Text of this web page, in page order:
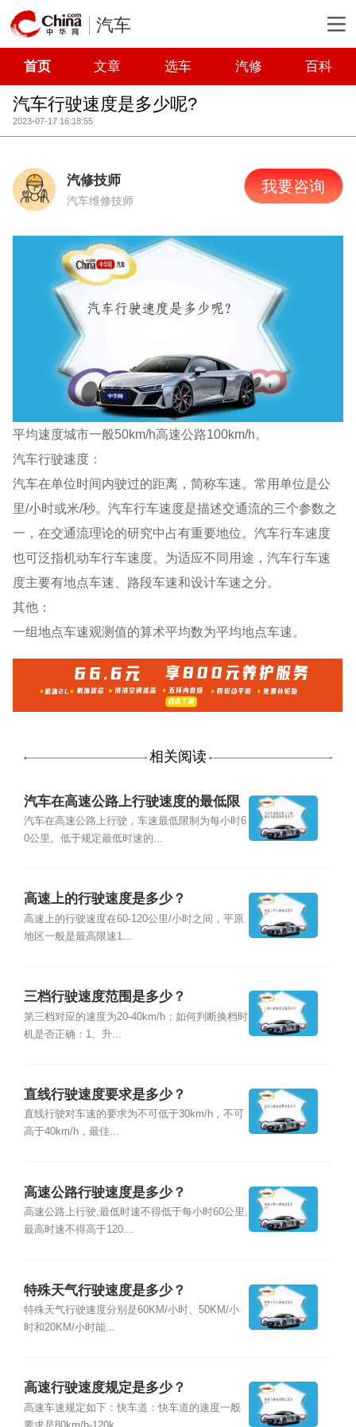
汽车
首页 文章 选车 汽修 百科
汽车行驶速度是多少呢?
2023-07-17 16:18:55
汽修技师
汽车维修技师
我要咨询
平均速度城市一般50km/h高速公路100km/h。
汽车行驶速度：
汽车在单位时间内驶过的距离，简称车速。常用单位是公
里/小时或米/秒。汽车行车速度是描述交通流的三个参数之
一，在交通流理论的研究中占有重要地位。汽车行车速度
也可泛指机动车行车速度。为适应不同用途，汽车行车速
度主要有地点车速、路段车速和设计车速之分。
其他：
一组地点车速观测值的算术平均数为平均地点车速。
相关阅读
汽车在高速公路上行驶速度的最低限
制是多少？
汽车在高速公路上行驶，车速最低限制为每小时6
0公里。低于规定最低时速的...
高速上的行驶速度是多少？
高速上的行驶速度在60-120公里/小时之间，平原
地区一般是最高限速1...
三档行驶速度范围是多少？
第三档对应的速度为20-40km/h；如何判断换档时
机是否正确：1、升...
直线行驶速度要求是多少？
直线行驶对车速的要求为不可低于30km/h，不可
高于40km/h，最佳...
高速公路行驶速度是多少？
高速公路上行驶,最低时速不得低于每小时60公里,
最高时速不得高于120...
特殊天气行驶速度是多少？
特殊天气行驶速度分别是60KM/小时、50KM/小
时和20KM/小时能...
高速行驶速度规定是多少？
高速车速规定如下：快车道：快车道的速度一般